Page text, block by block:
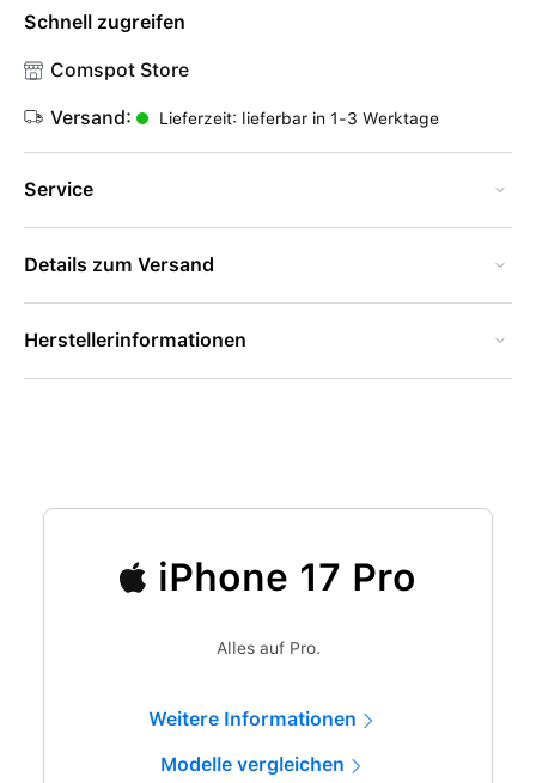
Schnell zugreifen
Comspot Store
Versand: Lieferzeit: lieferbar in 1-3 Werktage
Service
Details zum Versand
Herstellerinformationen
iPhone 17 Pro
Alles auf Pro.
Weitere Informationen
Modelle vergleichen